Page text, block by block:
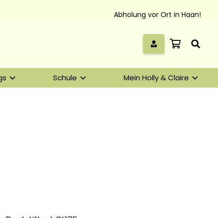
Abholung vor Ort in Haan!
Schule Mein Holly & Claire